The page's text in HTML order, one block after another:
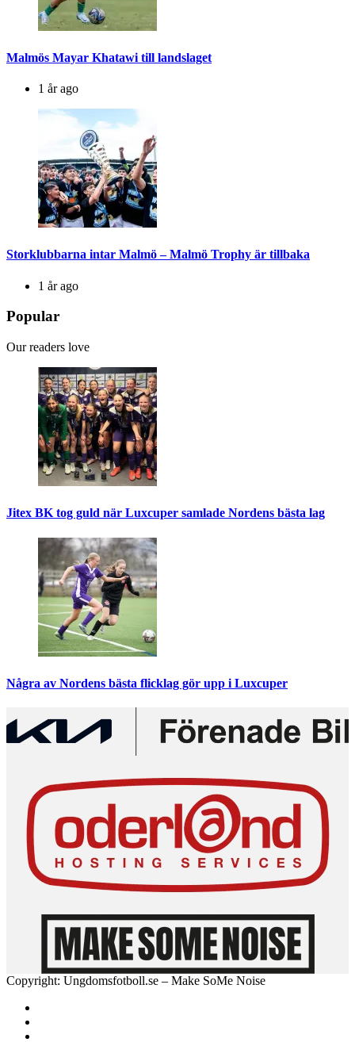
Malmös Mayar Khatawi till landslaget
1 år ago
Storklubbarna intar Malmö – Malmö Trophy är tillbaka
1 år ago
Popular
Our readers love
Jitex BK tog guld när Luxcuper samlade Nordens bästa lag
Några av Nordens bästa flicklag gör upp i Luxcuper
Copyright: Ungdomsfotboll.se – Make SoMe Noise